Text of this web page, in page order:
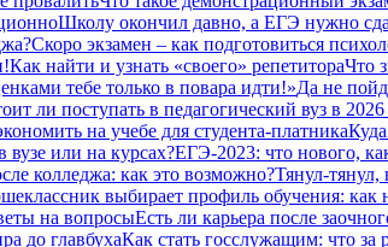
Школу окончил давно, а ЕГЭ нужно
Скоро экзамен – как подготовиться
Как найти и узнать «своего» репетитораЧто
тебе только в повара идти!»Да не
ли поступать в педагогический вуз в 2026
на учебе для студента-платника
или на курсах?ЕГЭ-2023: что нового,
колледжа: как это возможно?Тянул-тянул,
выбирает профиль обучения: как
на вопросыЕсть ли карьера после
до главбухаКак стать госслужащим: что за